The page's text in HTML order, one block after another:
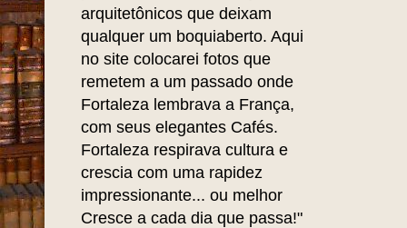
arquitetônicos que deixam
qualquer um boquiaberto. Aqui
no site colocarei fotos que
remetem a um passado onde
Fortaleza lembrava a França,
com seus elegantes Cafés.
Fortaleza respirava cultura e
crescia com uma rapidez
impressionante... ou melhor
Cresce a cada dia que passa!"